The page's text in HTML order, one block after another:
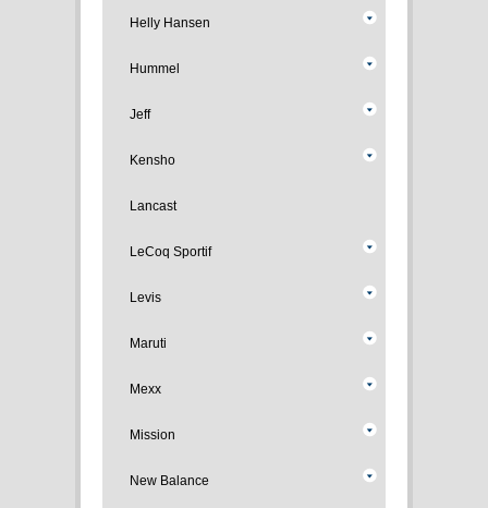
Helly Hansen
Hummel
Jeff
Kensho
Lancast
LeCoq Sportif
Levis
Maruti
Mexx
Mission
New Balance